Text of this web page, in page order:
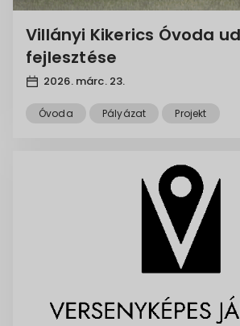
Villányi Kikerics Óvoda
fejlesztése
2026. márc. 23.
Óvoda Pályázat Projekt